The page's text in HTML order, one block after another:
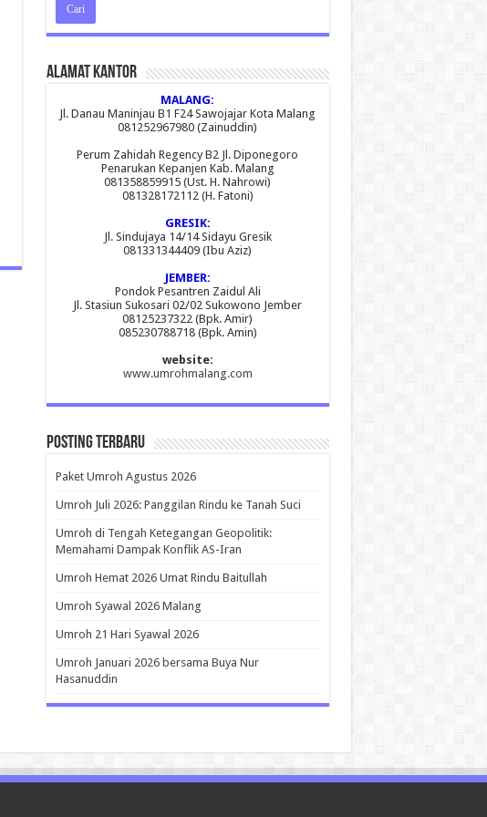
Alamat Kantor
MALANG:
Jl. Danau Maninjau B1 F24 Sawojajar Kota Malang
081252967980 (Zainuddin)
Perum Zahidah Regency B2 Jl. Diponegoro
Penarukan Kepanjen Kab. Malang
081358859915 (Ust. H. Nahrowi)
081328172112 (H. Fatoni)
GRESIK:
Jl. Sindujaya 14/14 Sidayu Gresik
081331344409 (Ibu Aziz)
JEMBER:
Pondok Pesantren Zaidul Ali
Jl. Stasiun Sukosari 02/02 Sukowono Jember
08125237322 (Bpk. Amir)
085230788718 (Bpk. Amin)
website:
www.umrohmalang.com
Posting Terbaru
Paket Umroh Agustus 2026
Umroh Juli 2026: Panggilan Rindu ke Tanah Suci
Umroh di Tengah Ketegangan Geopolitik:
Memahami Dampak Konflik AS-Iran
Umroh Hemat 2026 Umat Rindu Baitullah
Umroh Syawal 2026 Malang
Umroh 21 Hari Syawal 2026
Umroh Januari 2026 bersama Buya Nur
Hasanuddin